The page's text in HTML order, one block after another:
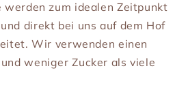
zum idealen Zeitpunkt
direkt bei uns auf dem Hof
Wir verwenden einen
weniger Zucker als viele